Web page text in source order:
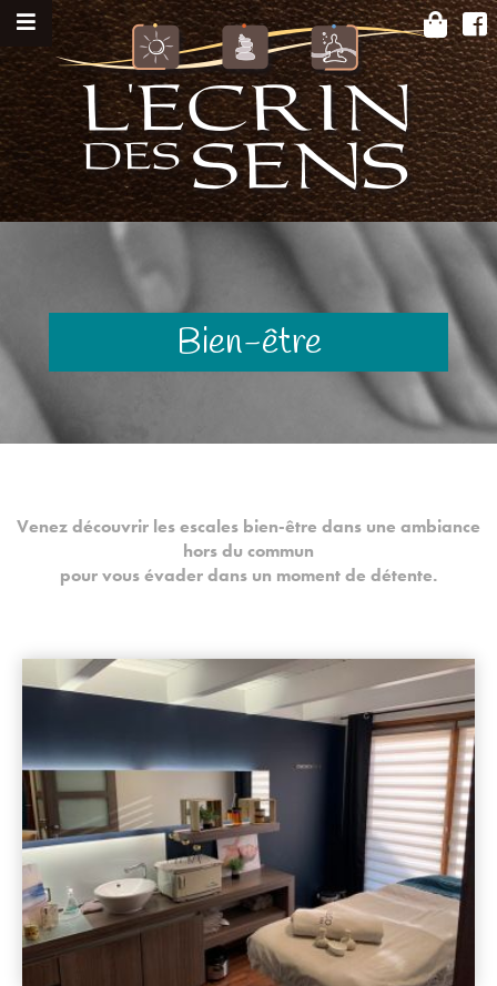
Bien-être
Venez découvrir les escales bien-être dans une ambiance
hors du commun
pour vous évader dans un moment de détente.